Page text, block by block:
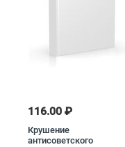
116.00 ₽
Крушение
антисоветского